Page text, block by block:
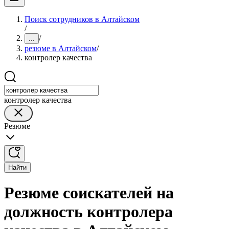
Поиск сотрудников в Алтайском
/
... /
резюме в Алтайском/
контролер качества
контролер качества
Резюме
Найти
Резюме соискателей на
должность контролера